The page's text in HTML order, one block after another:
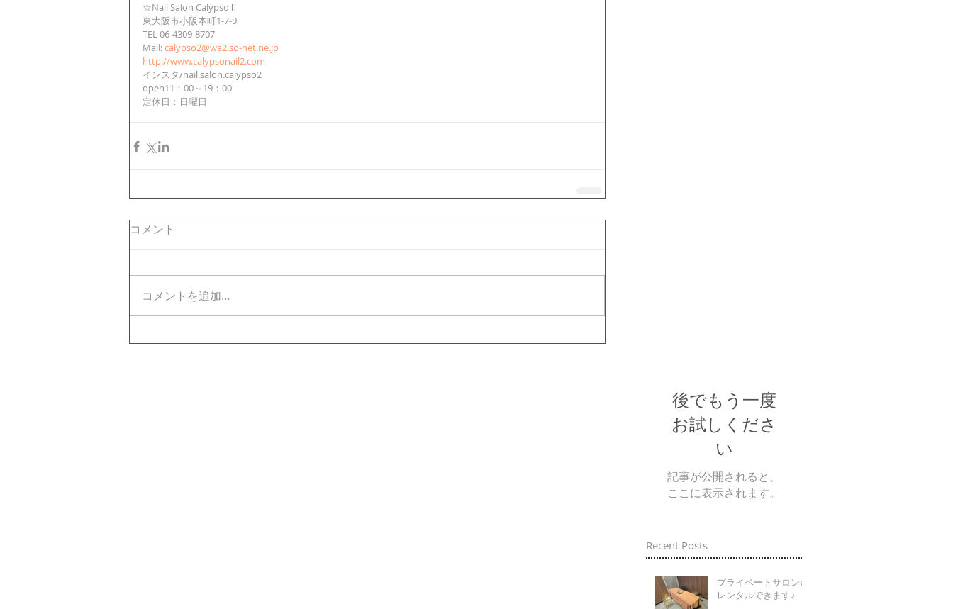
☆Nail Salon CalypsoⅡ
東大阪市小阪本町1-7-9
TEL 06-4309-8707
Mail: calypso2@wa2.so-net.ne.jp
http://www.calypsonail2.com
インスタ/nail.salon.calypso2
open11：00～19：00
定休日：日曜日
コメント
コメントを追加…
後でもう一度
お試しくださ
い
記事が公開されると、
ここに表示されます。
Recent Posts
プライベートサロンが
レンタルできます♪